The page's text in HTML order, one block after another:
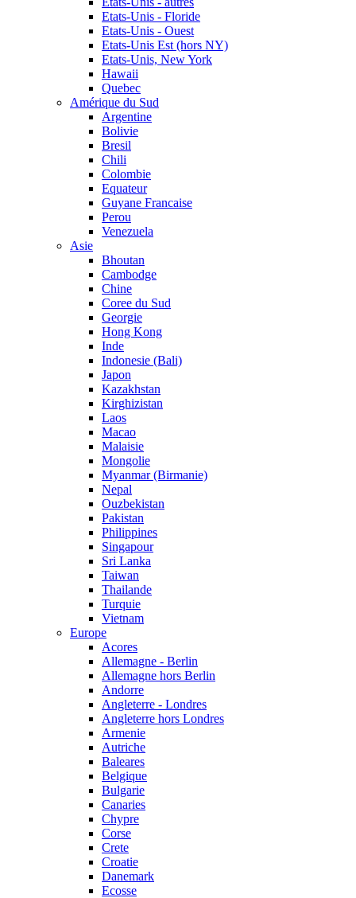
Etats-Unis - Floride
Etats-Unis - Ouest
Etats-Unis Est (hors NY)
Etats-Unis, New York
Hawaii
Quebec
Amérique du Sud
Argentine
Bolivie
Bresil
Chili
Colombie
Equateur
Guyane Francaise
Perou
Venezuela
Asie
Bhoutan
Cambodge
Chine
Coree du Sud
Georgie
Hong Kong
Inde
Indonesie (Bali)
Japon
Kazakhstan
Kirghizistan
Laos
Macao
Malaisie
Mongolie
Myanmar (Birmanie)
Nepal
Ouzbekistan
Pakistan
Philippines
Singapour
Sri Lanka
Taiwan
Thailande
Turquie
Vietnam
Europe
Acores
Allemagne - Berlin
Allemagne hors Berlin
Andorre
Angleterre - Londres
Angleterre hors Londres
Armenie
Autriche
Baleares
Belgique
Bulgarie
Canaries
Chypre
Corse
Crete
Croatie
Danemark
Ecosse